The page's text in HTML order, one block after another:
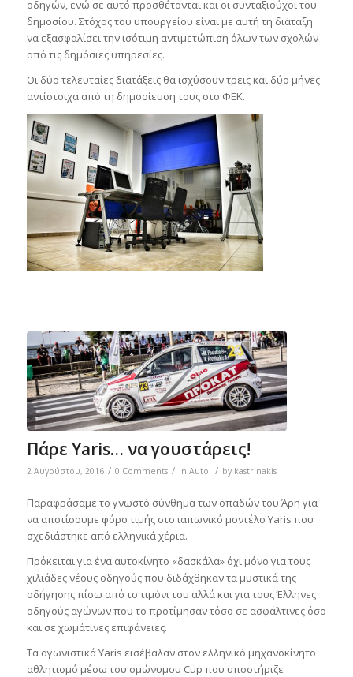
οδηγών, ενώ σε αυτό προσθέτονται και οι συνταξιούχοι του
δημοσίου. Στόχος του υπουργείου είναι με αυτή τη διάταξη
να εξασφαλίσει την ισότιμη αντιμετώπιση όλων των σχολών
από τις δημόσιες υπηρεσίες.
Οι δύο τελευταίες διατάξεις θα ισχύσουν τρεις και δύο μήνες
αντίστοιχα από τη δημοσίευση τους στο ΦΕΚ.
Πάρε Yaris… να γουστάρεις!
2 Αυγούστου, 2016 / 0 Comments / in Auto / by kastrinakis
Παραφράσαμε το γνωστό σύνθημα των οπαδών του Άρη για
να αποτίσουμε φόρο τιμής στο ιαπωνικό μοντέλο Yaris που
σχεδιάστηκε από ελληνικά χέρια.
Πρόκειται για ένα αυτοκίνητο «δασκάλα» όχι μόνο για τους
χιλιάδες νέους οδηγούς που διδάχθηκαν τα μυστικά της
οδήγησης πίσω από το τιμόνι του αλλά και για τους Έλληνες
οδηγούς αγώνων που το προτίμησαν τόσο σε ασφάλτινες όσο
και σε χωμάτινες επιφάνειες.
Τα αγωνιστικά Yaris εισέβαλαν στον ελληνικό μηχανοκίνητο
αθλητισμό μέσω του ομώνυμου Cup που υποστήριζε